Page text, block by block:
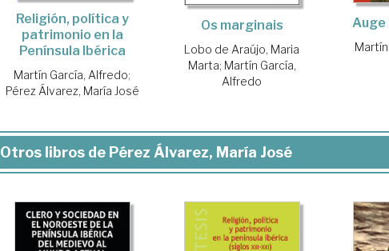
Religión, política y
patrimonio en la
Península Ibérica
Martín García, Alfredo;
Pérez Álvarez, María José
Os marginais
Lobo de Araújo, Maria
Marta; Martín García,
Alfredo
Auge
Otros libros de Pérez Álvarez, María José